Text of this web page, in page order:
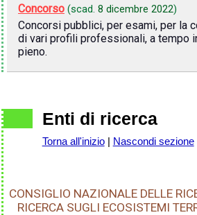
Concorso (scad. 8 dicembre 2022)
Concorsi pubblici, per esami, per la
di vari profili professionali, a tempo
pieno.
Enti di ricerca
Torna all'inizio| Nascondi sezione
CONSIGLIO NAZIONALE DELLE
RICERCA SUGLI ECOSISTEMI